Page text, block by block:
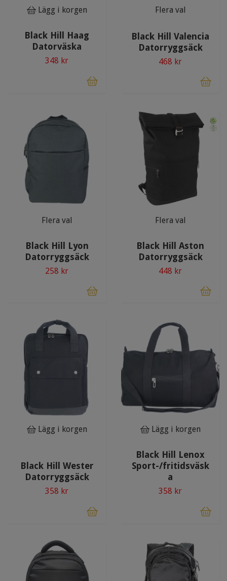
Lägg i korgen
Black Hill Haag
Datorväska
348 kr
Flera val
Black Hill Valencia
Datorryggsäck
468 kr
Flera val
Black Hill Lyon
Datorryggsäck
258 kr
Flera val
Black Hill Aston
Datorryggsäck
448 kr
Lägg i korgen
Black Hill Wester
Datorryggsäck
358 kr
Lägg i korgen
Black Hill Lenox
Sport-/fritidsväsk
a
358 kr